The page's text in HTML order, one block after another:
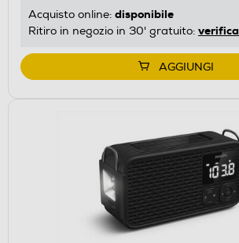
Acquisto online: disponibile
Ritiro in negozio in 30' gratuito: verifica
AGGIUNGI